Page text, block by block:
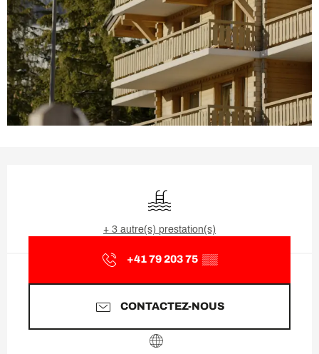
Piscine
+ 3 autre(s) prestation(s)
+41 79 203 75 ▒▒
CONTACTEZ-NOUS